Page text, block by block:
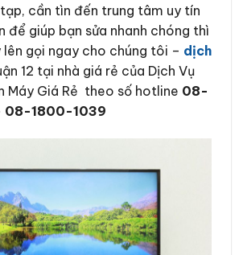
cần tìn đến trung tâm uy tín
để giúp bạn sửa nhanh chóng thì
lên gọi ngay cho chúng tôi – dịch
12 tại nhà giá rẻ của Dịch Vụ
Máy Giá Rẻ theo số hotline 08-
08-1800-1039